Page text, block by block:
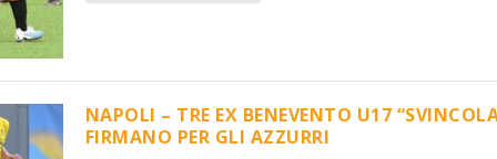
NAPOLI – TRE EX BENEVENTO U17
FIRMANO PER GLI AZZURRI